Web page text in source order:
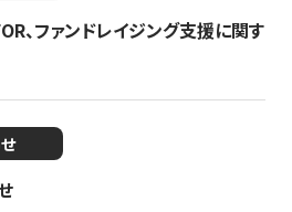
、ファンドレイジング支援に関す